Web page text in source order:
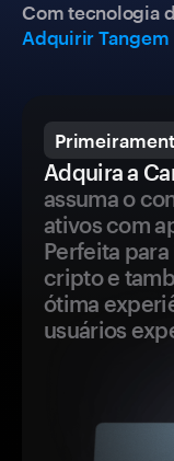
Com tecnologia
Adquirir Tangem
Adquira a
assuma o
ativos com
Perfeita
cripto e
ótima
usuários